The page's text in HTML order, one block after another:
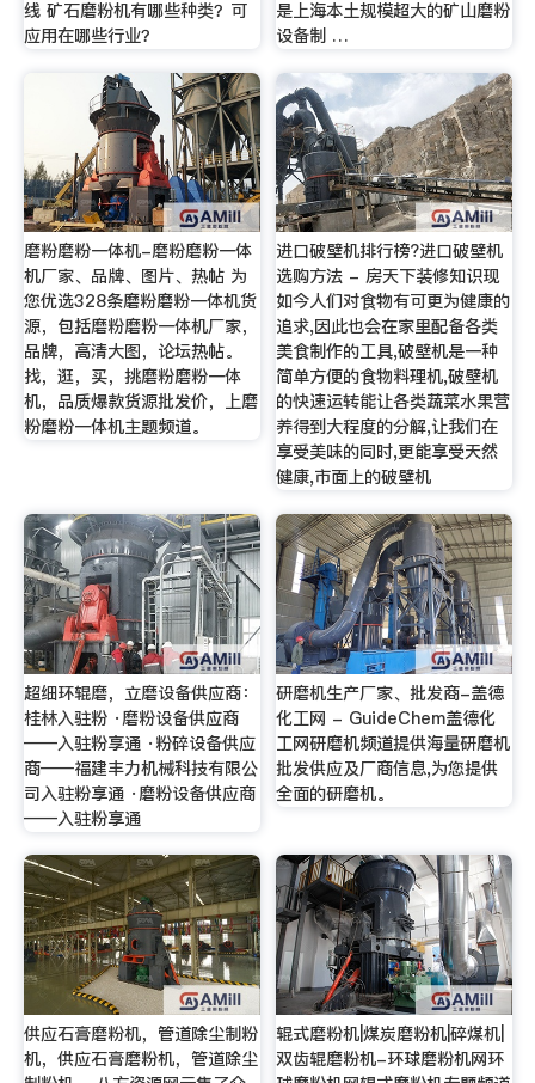
线 矿石磨粉机有哪些种类？可
应用在哪些行业？
是上海本土规模超大的矿山磨粉
设备制 …
磨粉磨粉一体机-磨粉磨粉一体
机厂家、品牌、图片、热帖 为
您优选328条磨粉磨粉一体机货
源，包括磨粉磨粉一体机厂家，
品牌，高清大图，论坛热帖。
找，逛，买，挑磨粉磨粉一体
机，品质爆款货源批发价，上磨
粉磨粉一体机主题频道。
进口破壁机排行榜?进口破壁机
选购方法 - 房天下装修知识现
如今人们对食物有可更为健康的
追求,因此也会在家里配备各类
美食制作的工具,破壁机是一种
简单方便的食物料理机,破壁机
的快速运转能让各类蔬菜水果营
养得到大程度的分解,让我们在
享受美味的同时,更能享受天然
健康,市面上的破壁机
超细环辊磨，立磨设备供应商：
桂林入驻粉 ·磨粉设备供应商
——入驻粉享通 ·粉碎设备供应
商——福建丰力机械科技有限公
司入驻粉享通 ·磨粉设备供应商
——入驻粉享通
研磨机生产厂家、批发商-盖德
化工网 - GuideChem盖德化
工网研磨机频道提供海量研磨机
批发供应及厂商信息,为您提供
全面的研磨机。
供应石膏磨粉机，管道除尘制粉
机，供应石膏磨粉机，管道除尘
辊式磨粉机|煤炭磨粉机|碎煤机|
双齿辊磨粉机-环球磨粉机网环